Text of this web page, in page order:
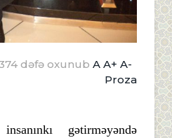
dəfə oxunub A A+ A-
Proza
gətirməyəndə